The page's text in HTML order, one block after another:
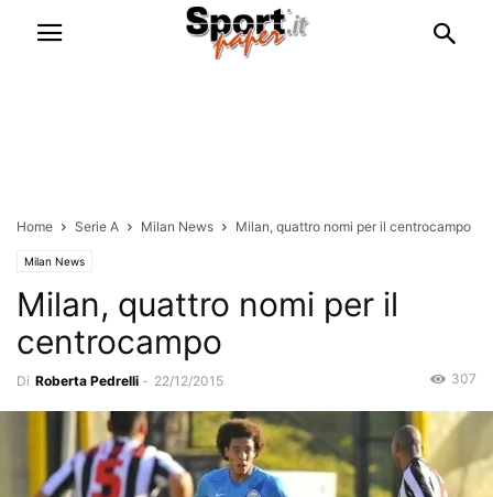
Home Serie A Milan News Milan, quattro nomi per il centrocampo
Milan News
Milan, quattro nomi per il
centrocampo
Di Roberta Pedrelli - 22/12/2015 307